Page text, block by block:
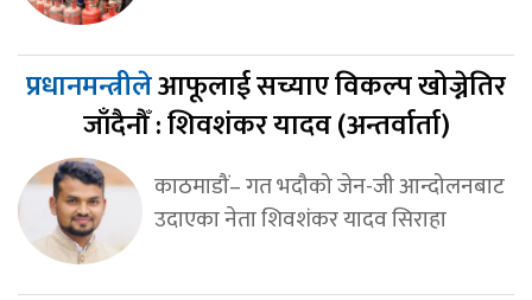
प्रधानमन्त्रीलेआफूलाई सच्याए विकल्प खोज्नेतिर
जाँदैनौँ : शिवशंकर यादव (अन्तर्वार्ता)
काठमाडौं– गत भदौको जेन-जी आन्दोलनबाट
उदाएका नेता शिवशंकर यादव सिराहा